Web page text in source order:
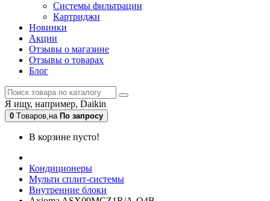
Системы фильтрации
Картриджи
Новинки
Акции
Отзывы о магазине
Отзывы о товарах
Блог
Я ищу, например, Daikin
0 Tоваров,на По запросу
В корзине пусто!
Кондиционеры
Мульти сплит-системы
Внутренние блоки